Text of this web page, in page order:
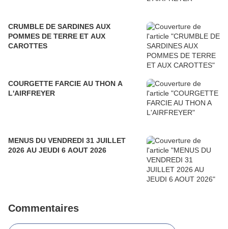
CRUMBLE DE SARDINES AUX
POMMES DE TERRE ET AUX
CAROTTES
COURGETTE FARCIE AU THON A
L'AIRFREYER
MENUS DU VENDREDI 31 JUILLET
2026 AU JEUDI 6 AOUT 2026
Commentaires